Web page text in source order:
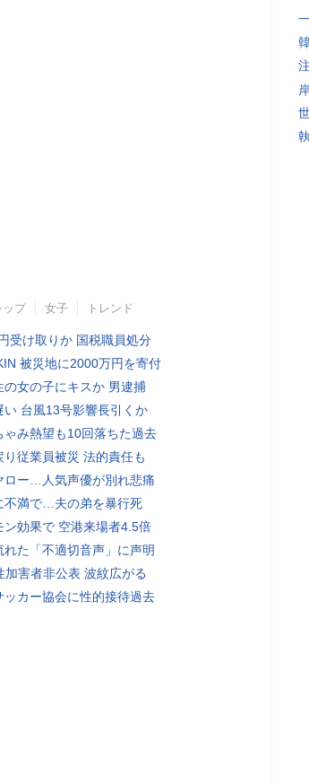
ップ 女子 トレンド
受け取りか 国税職員処分
被災地に2000万円を寄付
の女の子にキスか 男逮捕
い 台風13号影響長引くか
ゃみ熱望も10回落ちた過去
り従業員被災 法的責任も
ロー…人気声優が別れ悲痛
不満で…夫の弟を暴行死
ン効果で 空港来場者4.5倍
れた「不適切音声」に声明
加害者非公表 波紋広がる
ッカー協会に性的接待過去